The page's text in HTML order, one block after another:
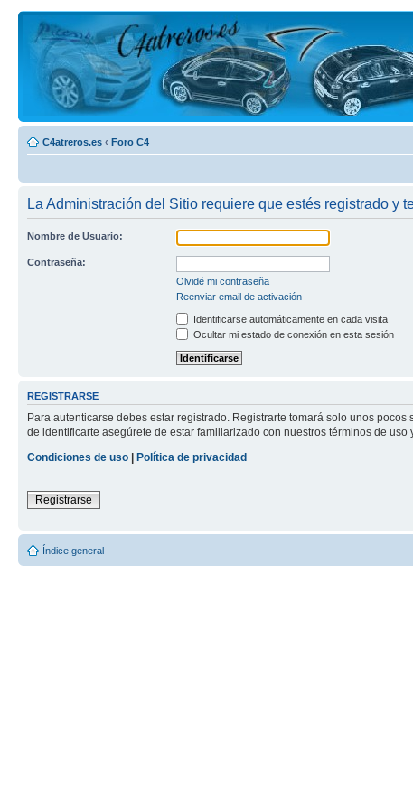
C4atreros.es ‹ Foro C4
La Administración del Sitio requiere que estés registrado y
Nombre de Usuario:
Contraseña:
Olvidé mi contraseña
Reenviar email de activación
Identificarse automáticamente en cada visita
Ocultar mi estado de conexión en esta sesión
REGISTRARSE
Para autenticarse debes estar registrado. Registrarte tomará solo unos
de identificarte asegúrete de estar familiarizado con nuestros términos de
Condiciones de uso | Política de privacidad
Registrarse
Índice general